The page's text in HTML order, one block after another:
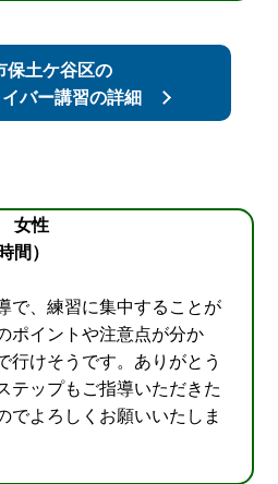
保土ケ谷区の
バー講習の詳細
女性
間）
で、練習に集中することが
ポイントや注意点が分か
行けそうです。ありがとう
テップもご指導いただきた
でよろしくお願いいたしま